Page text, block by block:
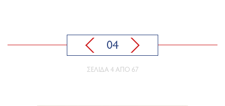
04
ΣΕΛΊΔΑ 4 ΑΠΌ 67